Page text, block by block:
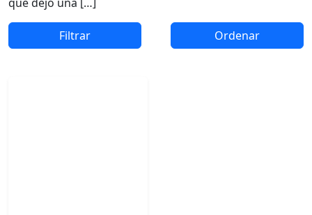
Filtrar Ordenar